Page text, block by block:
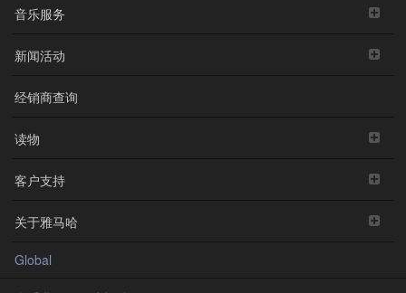
音乐服务
新闻活动
经销商查询
读物
客户支持
关于雅马哈
Global